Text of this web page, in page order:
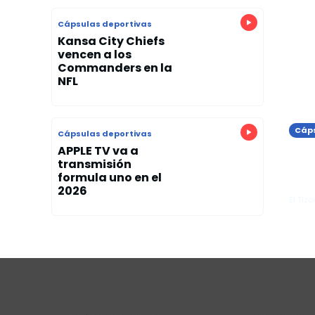
Cápsulas deportivas
Kansa City Chiefs
vencen a los
Commanders en la
NFL
Cápsulas deportivas
APPLE TV va a
transmisión
formula uno en el
2026